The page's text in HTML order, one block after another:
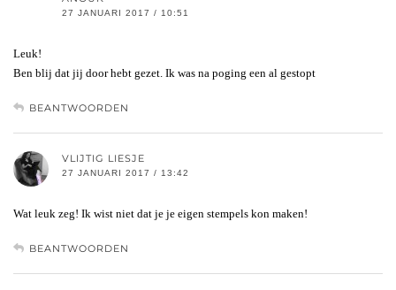
27 JANUARI 2017 / 10:51
Leuk!
Ben blij dat jij door hebt gezet. Ik was na poging een al gestopt
BEANTWOORDEN
VLIJTIG LIESJE
27 JANUARI 2017 / 13:42
Wat leuk zeg! Ik wist niet dat je je eigen stempels kon maken!
BEANTWOORDEN